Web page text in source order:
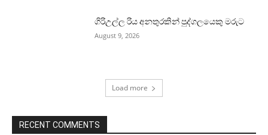
ගිරිඋල්ල රිය අනතුරකින් පුද්ගලයෙකු මරුට
August 9, 2026
Load more
RECENT COMMENTS